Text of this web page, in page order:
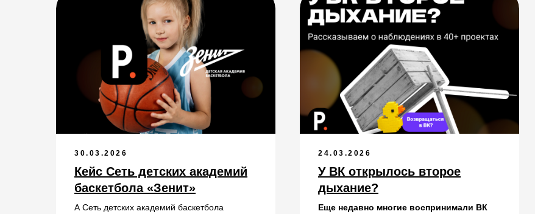
30.03.2026
Кейс Сеть детских академий
баскетбола «Зенит»
А Сеть детских академий баскетбола
24.03.2026
У ВК открылось второе
дыхание?
Еще недавно многие воспринимали ВК